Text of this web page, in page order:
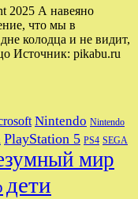
2025 А навеяно
что мы в
колодца и не видит,
Источник: pikabu.ru
Nintendo Nintendo
PlayStation 5 PS4 SEGA
мир
дети